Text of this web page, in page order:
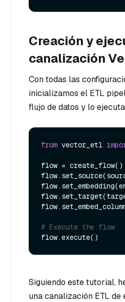
Creación y
canalización
Con todas las
inicializamos el ETL
flujo de datos y lo
from vector_etl
flow = create_flow()
# Execute the flow
Siguiendo este tutorial,
una canalización ETL